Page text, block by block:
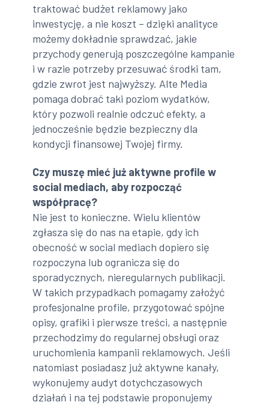
traktować budżet reklamowy jako
inwestycję, a nie koszt – dzięki analityce
możemy dokładnie sprawdzać, jakie
przychody generują poszczególne kampanie
i w razie potrzeby przesuwać środki tam,
gdzie zwrot jest najwyższy. Alte Media
pomaga dobrać taki poziom wydatków,
który pozwoli realnie odczuć efekty, a
jednocześnie będzie bezpieczny dla
kondycji finansowej Twojej firmy.
Czy muszę mieć już aktywne profile w
social mediach, aby rozpocząć
współpracę?
Nie jest to konieczne. Wielu klientów
zgłasza się do nas na etapie, gdy ich
obecność w social mediach dopiero się
rozpoczyna lub ogranicza się do
sporadycznych, nieregularnych publikacji.
W takich przypadkach pomagamy założyć
profesjonalne profile, przygotować spójne
opisy, grafiki i pierwsze treści, a następnie
przechodzimy do regularnej obsługi oraz
uruchomienia kampanii reklamowych. Jeśli
natomiast posiadasz już aktywne kanały,
wykonujemy audyt dotychczasowych
działań i na tej podstawie proponujemy